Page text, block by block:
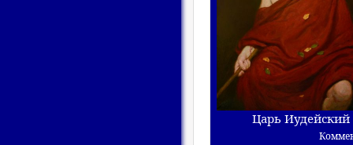
Царь Иудейский